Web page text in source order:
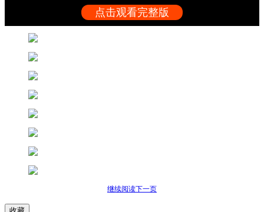
点击观看完整版
继续阅读下一页